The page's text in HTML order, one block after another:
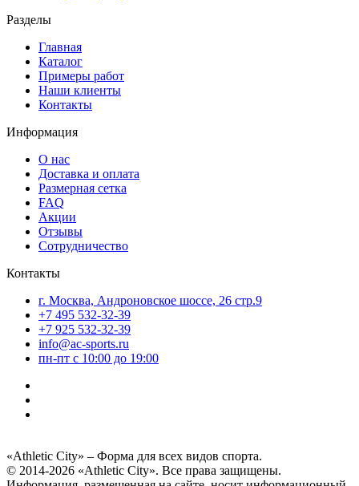
Разделы
Главная
Каталог
Примеры работ
Наши клиенты
Контакты
Информация
О нас
Доставка и оплата
Размерная сетка
FAQ
Акции
Отзывы
Сотрудничество
Контакты
г. Москва, Андроновское шоссе, 26 стр.9
+7 495 532-32-39
+7 925 532-32-39
info@ac-sports.ru
пн-пт c 10:00 до 19:00
«Athletic City» – Форма для всех видов спорта.
© 2014-2026 «Athletic City». Все права защищены.